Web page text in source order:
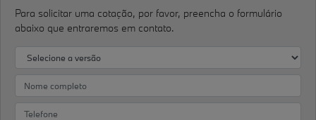
Para solicitar uma cotação, por favor, preencha o formulário
abaixo que entraremos em contato.